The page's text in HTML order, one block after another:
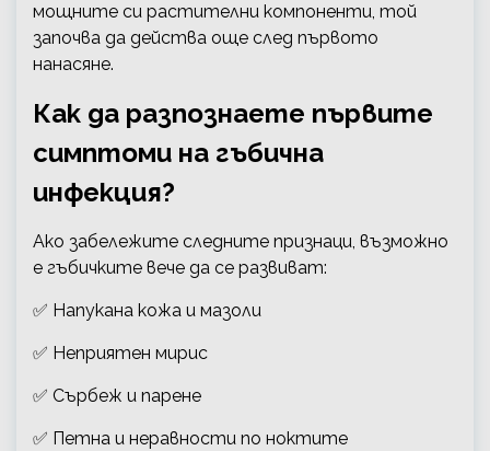
мощните си растителни компоненти, той
започва да действа още след първото
нанасяне.
Как да разпознаете първите
симптоми на гъбична
инфекция?
Ако забележите следните признаци, възможно
е гъбичките вече да се развиват:
✅ Напукана кожа и мазоли
✅ Неприятен мирис
✅ Сърбеж и парене
✅ Петна и неравности по ноктите